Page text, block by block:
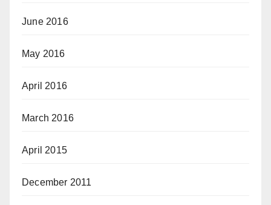
June 2016
May 2016
April 2016
March 2016
April 2015
December 2011